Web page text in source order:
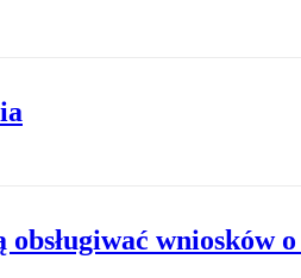
wniosków